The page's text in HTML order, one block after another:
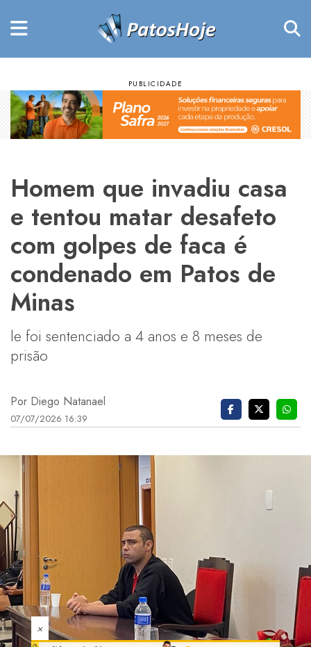
Homem que invadiu casa
e tentou matar desafeto
com golpes de faca é
condenado em Patos de
Minas
le foi sentenciado a 4 anos e 8 meses de
prisão
Por Diego Natanael
07/07/2026 16:39
×